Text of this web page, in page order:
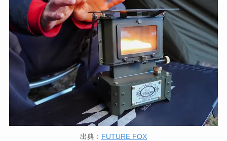
出典： FUTURE FOX